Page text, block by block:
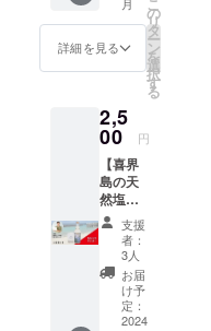
メッ
セージ
でお送
りしま
す
詳細を見る
の
リ
タ
ー
ン
を
選
択
す
る
2,5
00 円
【喜界
島の天
然塩を
使った
バニラ
が ほの
かに香
る島サ
イダー
「なみ
支援
者：
3人
お届
け予
定：
2024